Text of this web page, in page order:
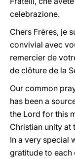
celebrazione.
Chers Frères, je
convivial avec
remercier de
de clôture de la
Our common
has been a
the Lord for this
Christian unity at
In a very special
gratitude to